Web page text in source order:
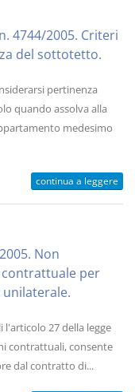
4744/2005. Criteri
del sottotetto.
pertinenza
quando assolva alla
medesimo
continua a leggere
Non
per
l'articolo 27 della legge
contrattuali, consente
dal contratto di...